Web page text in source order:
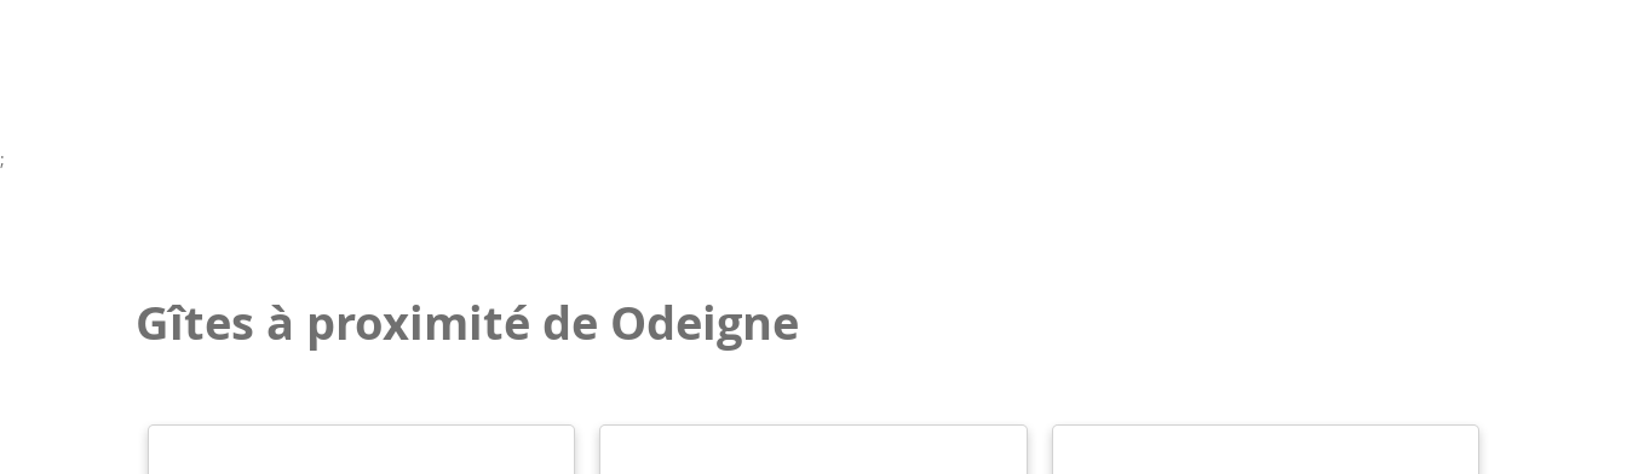
;
Gîtes à proximité de Odeigne